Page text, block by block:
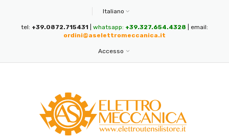
Italiano
tel: +39.0872.715431 whatsapp: +39.327.654.4328 | email:
ordini@aselettromeccanica.it
Accesso